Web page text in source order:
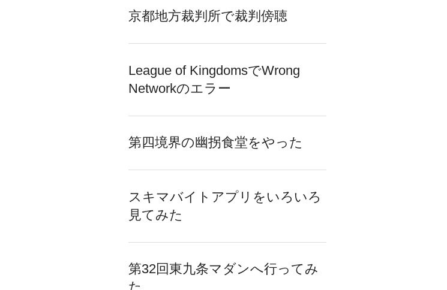
京都地方裁判所で裁判傍聴
League of KingdomsでWrong
Networkのエラー
第四境界の幽拐食堂をやった
スキマバイトアプリをいろいろ
見てみた
第32回東九条マダンへ行ってみ
た